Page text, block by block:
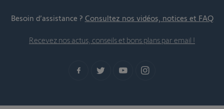
Besoin d’assistance ? Consultez nos vidéos, notices et FAQ
Recevez nos actus, conseils et bons plans par email !